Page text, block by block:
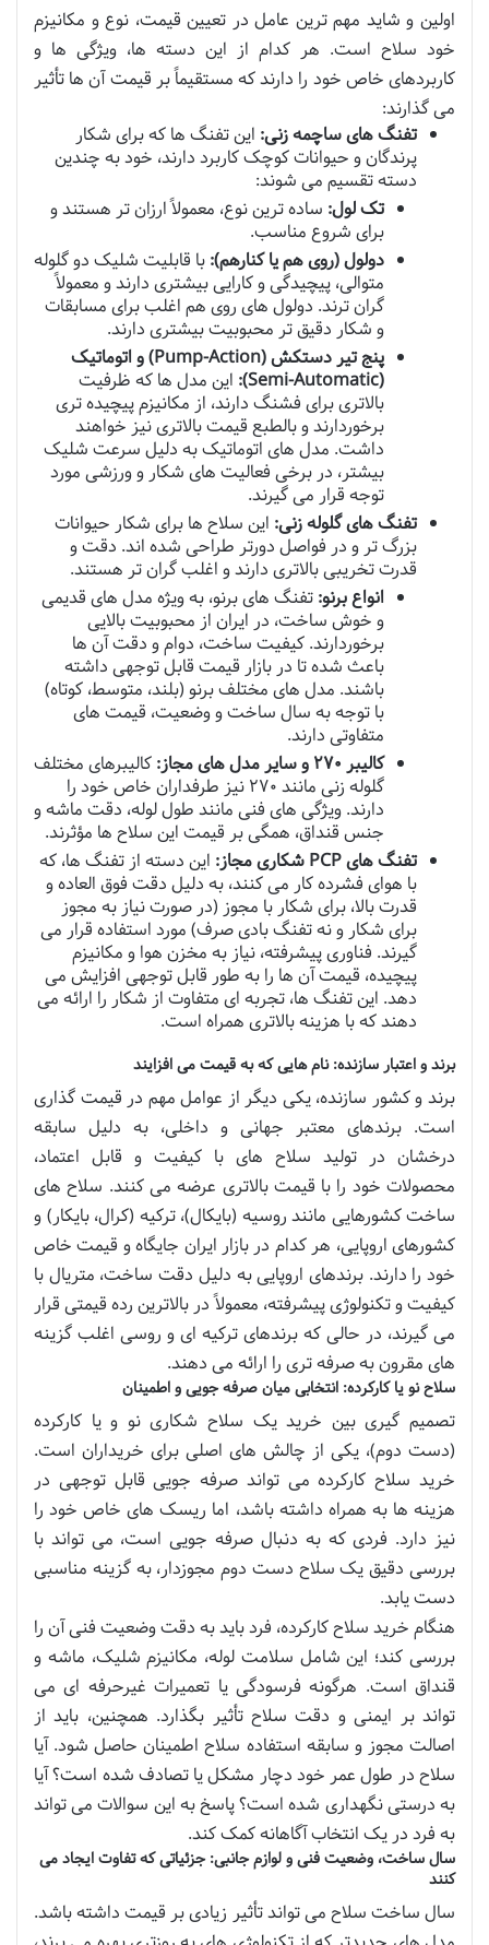
اولین و شاید مهم ترین عامل در تعیین قیمت، نوع و مکانیزم
خود سلاح است. هر کدام از این دسته ها، ویژگی ها و
کاربردهای خاص خود را دارند که مستقیماً بر قیمت آن ها تأثیر
می گذارند:
تفنگ های ساچمه زنی: این تفنگ ها که برای شکار
پرندگان و حیوانات کوچک کاربرد دارند، خود به چندین
دسته تقسیم می شوند:
تک لول: ساده ترین نوع، معمولاً ارزان تر هستند و
برای شروع مناسب.
دولول (روی هم یا کنارهم): با قابلیت شلیک دو گلوله
متوالی، پیچیدگی و کارایی بیشتری دارند و معمولاً
گران ترند. دولول های روی هم اغلب برای مسابقات
و شکار دقیق تر محبوبیت بیشتری دارند.
پنج تیر دستکش (Pump-Action) و اتوماتیک
(Semi-Automatic):
این مدل ها که ظرفیت
بالاتری برای فشنگ دارند، از مکانیزم پیچیده تری
برخوردارند و بالطبع قیمت بالاتری نیز خواهند
داشت. مدل های اتوماتیک به دلیل سرعت شلیک
بیشتر، در برخی فعالیت های شکار و ورزشی مورد
توجه قرار می گیرند.
تفنگ های گلوله زنی: این سلاح ها برای شکار حیوانات
بزرگ تر و در فواصل دورتر طراحی شده اند. دقت و
قدرت تخریبی بالاتری دارند و اغلب گران تر هستند.
انواع برنو: تفنگ های برنو، به ویژه مدل های قدیمی
و خوش ساخت، در ایران از محبوبیت بالایی
برخوردارند. کیفیت ساخت، دوام و دقت آن ها
باعث شده تا در بازار قیمت قابل توجهی داشته
باشند. مدل های مختلف برنو (بلند، متوسط، کوتاه)
با توجه به سال ساخت و وضعیت، قیمت های
متفاوتی دارند.
کالیبر ۲۷۰ و سایر مدل های مجاز:
کالیبرهای مختلف
گلوله زنی مانند ۲۷۰ نیز طرفداران خاص خود را
دارند. ویژگی های فنی مانند طول لوله، دقت ماشه و
جنس قنداق، همگی بر قیمت این سلاح ها مؤثرند.
تفنگ های PCP شکاری مجاز:
این دسته از تفنگ ها، که
با هوای فشرده کار می کنند، به دلیل دقت فوق العاده و
قدرت بالا، برای شکار با مجوز (در صورت نیاز به مجوز
برای شکار و نه تفنگ بادی صرف) مورد استفاده قرار می
گیرند. فناوری پیشرفته، نیاز به مخزن هوا و مکانیزم
پیچیده، قیمت آن ها را به طور قابل توجهی افزایش می
دهد. این تفنگ ها، تجربه ای متفاوت از شکار را ارائه می
دهند که با هزینه بالاتری همراه است.
برند و اعتبار سازنده: نام هایی که به قیمت می افزایند
برند و کشور سازنده، یکی دیگر از عوامل مهم در قیمت گذاری
است. برندهای معتبر جهانی و داخلی، به دلیل سابقه
درخشان در تولید سلاح های با کیفیت و قابل اعتماد،
محصولات خود را با قیمت بالاتری عرضه می کنند. سلاح های
ساخت کشورهایی مانند روسیه (بایکال)، ترکیه (کرال، بایکار) و
کشورهای اروپایی، هر کدام در بازار ایران جایگاه و قیمت خاص
خود را دارند. برندهای اروپایی به دلیل دقت ساخت، متریال با
کیفیت و تکنولوژی پیشرفته، معمولاً در بالاترین رده قیمتی قرار
می گیرند، در حالی که برندهای ترکیه ای و روسی اغلب گزینه
های مقرون به صرفه تری را ارائه می دهند.
سلاح نو یا کارکرده: انتخابی میان صرفه جویی و اطمینان
تصمیم گیری بین خرید یک سلاح شکاری نو و یا کارکرده
(دست دوم)، یکی از چالش های اصلی برای خریداران است.
خرید سلاح کارکرده می تواند صرفه جویی قابل توجهی در
هزینه ها به همراه داشته باشد، اما ریسک های خاص خود را
نیز دارد. فردی که به دنبال صرفه جویی است، می تواند با
بررسی دقیق یک سلاح دست دوم مجوزدار، به گزینه مناسبی
دست یابد.
هنگام خرید سلاح کارکرده، فرد باید به دقت وضعیت فنی آن را
بررسی کند؛ این شامل سلامت لوله، مکانیزم شلیک، ماشه و
قنداق است. هرگونه فرسودگی یا تعمیرات غیرحرفه ای می
تواند بر ایمنی و دقت سلاح تأثیر بگذارد. همچنین، باید از
اصالت مجوز و سابقه استفاده سلاح اطمینان حاصل شود. آیا
سلاح در طول عمر خود دچار مشکل یا تصادف شده است؟ آیا
به درستی نگهداری شده است؟ پاسخ به این سوالات می تواند
به فرد در یک انتخاب آگاهانه کمک کند.
سال ساخت، وضعیت فنی و لوازم جانبی: جزئیاتی که تفاوت ایجاد می
کنند
سال ساخت سلاح می تواند تأثیر زیادی بر قیمت داشته باشد.